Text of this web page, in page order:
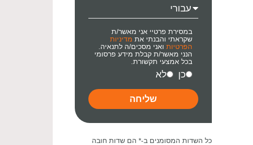
במסירת פרטיי אני מאשר/ת
שקראתי והבנתי את מדיניות
הפרטיות ואני מסכים/ה לתנאיה.
הנני מאשר/ת קבלת מידע פרסומי
בכל אמצעי תקשורת.
כן לא
שליחה
כל השדות המסומנים ב-* הם שדות חובה